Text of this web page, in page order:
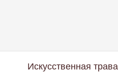
Искусственная